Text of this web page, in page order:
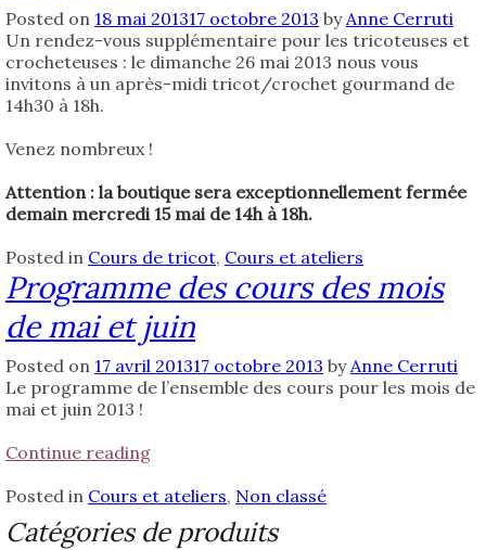
Posted on 18 mai 201317 octobre 2013 byAnne Cerruti
Un rendez-vous supplémentaire pour les tricoteuses et
crocheteuses : le dimanche 26 mai 2013 nous vous
invitons à un après-midi tricot/crochet gourmand de
14h30 à 18h.
Venez nombreux !
Attention : la boutique sera exceptionnellement fermée
demain mercredi 15 mai de 14h à 18h.
Posted in Cours de tricot, Cours et ateliers
Programme des cours des mois
de mai et juin
Posted on 17 avril 201317 octobre 2013 byAnne Cerruti
Le programme de l’ensemble des cours pour les mois de
mai et juin 2013 !
Continue reading« Programme
cours
des
mois
Posted in Cours et ateliers, Non classé
Catégories de produits